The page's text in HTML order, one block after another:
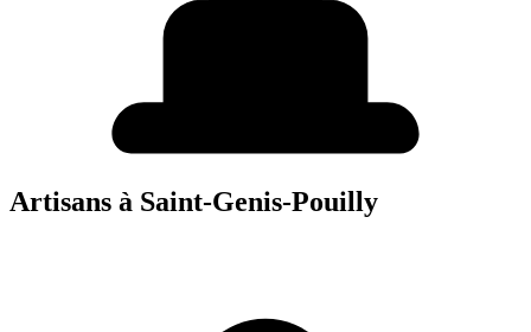
Artisans à Saint-Genis-Pouilly